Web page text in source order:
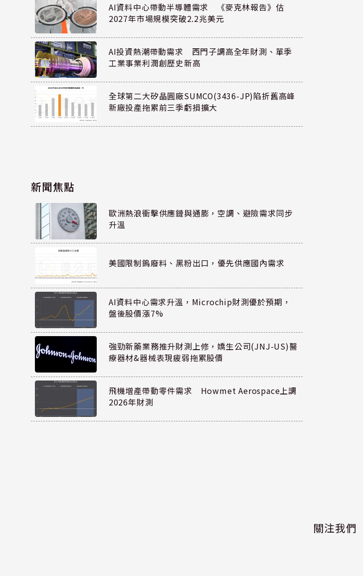
AI資料中心帶動半導體需求 《麥克林報告》估
2027年市場規模突破2.2兆美元
AI投資熱潮帶動需求 西門子調高全年財測、單季
工業事業利潤創歷史新高
全球第二大矽晶圓廠SUMCO(3436-JP)陷折舊高峰
新廠投產拖累前三季虧損擴大
新聞焦點
歐洲熱浪衝擊供應鏈與通膨，空調、避險需求同步
升溫
美國限制鎢廢料、黑粉出口，優先供應國內需求
AI資料中心需求升溫，Microchip財測優於預期，
盤後股價漲7%
強勁新藥業務推升財測上修，嬌生公司(JNJ-US)醫
療器材&器械表現疲弱拖累股價
飛機增產帶動零件需求 Howmet Aerospace上調
2026年財測
關注我們